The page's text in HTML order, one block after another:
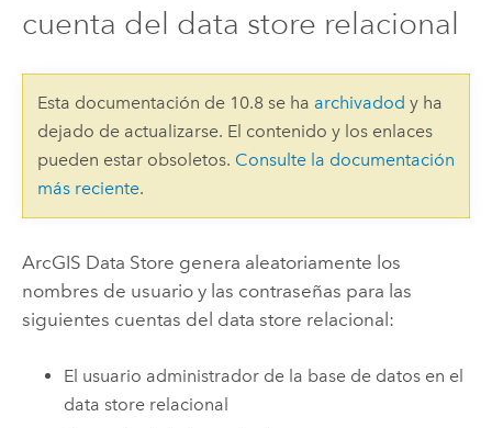
cuenta del data store relacional
Esta documentación de 10.8 se ha archivadod y ha
dejado de actualizarse. El contenido y los enlaces
pueden estar obsoletos. Consulte la documentación
más reciente.
ArcGIS Data Store genera aleatoriamente los
nombres de usuario y las contraseñas para las
siguientes cuentas del data store relacional:
El usuario administrador de la base de datos en el
data store relacional